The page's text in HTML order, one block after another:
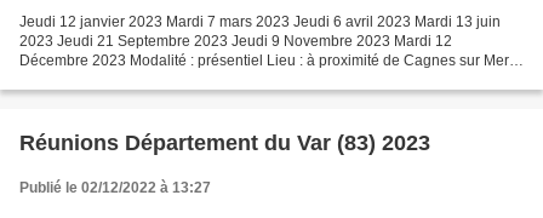
Jeudi 12 janvier 2023 Mardi 7 mars 2023 Jeudi 6 avril 2023 Mardi 13 juin
2023 Jeudi 21 Septembre 2023 Jeudi 9 Novembre 2023 Mardi 12
Décembre 2023 Modalité : présentiel Lieu : à proximité de Cagnes sur Mer
Réunions Département du Var (83) 2023
Publié le 02/12/2022 à 13:27